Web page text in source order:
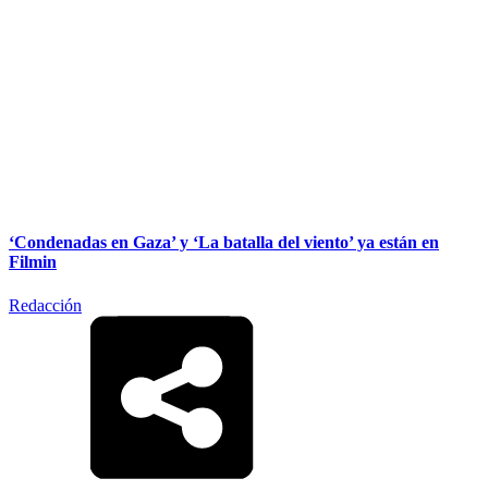
‘Condenadas en Gaza’ y ‘La batalla del viento’ ya están en
Filmin
Redacción